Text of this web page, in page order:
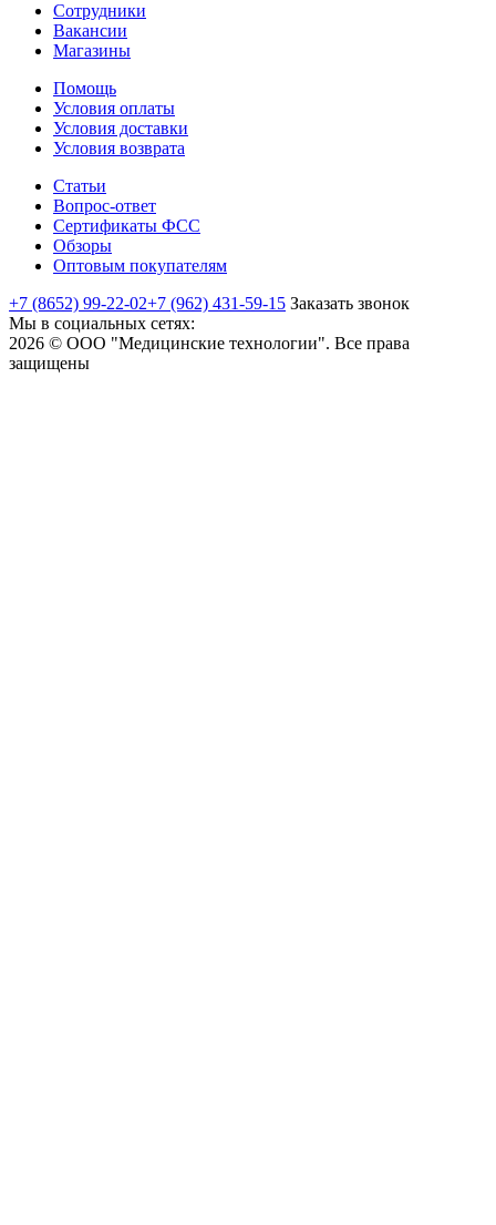
Сотрудники
Вакансии
Магазины
Помощь
Условия оплаты
Условия доставки
Условия возврата
Статьи
Вопрос-ответ
Сертификаты ФСС
Обзоры
Оптовым покупателям
+7 (8652) 99-22-02+7 (962) 431-59-15 Заказать звонок
Мы в социальных сетях:
2026 © ООО "Медицинские технологии". Все права
защищены